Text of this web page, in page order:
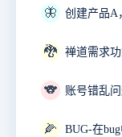
🦋
🐉 禅道需求
🐨 账号错乱
🌽